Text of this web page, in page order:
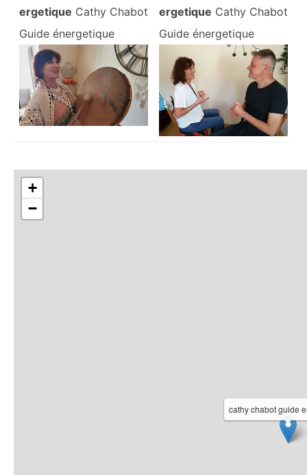
ergetique Cathy Chabot
Guide énergetique
ergetique Cathy Chabot
Guide énergetique
cathy chabot guide
+
−